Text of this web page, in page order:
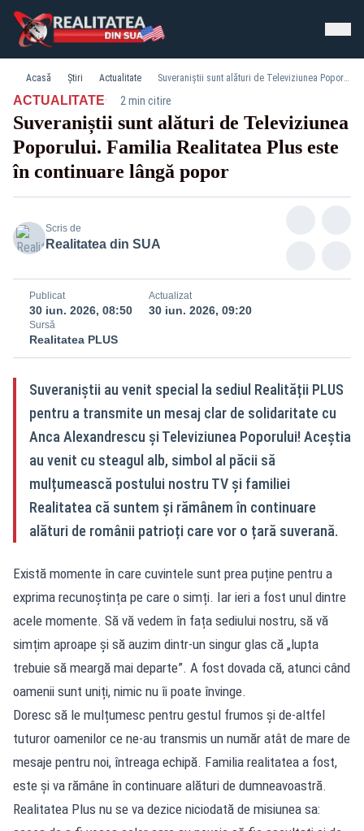
Acasă Știri Actualitate Suveraniștii sunt alături de Televiziunea Poporului. Familia Realitatea Plus este în continuare lângă popor
ACTUALITATE· 2 min citire
Suveraniștii sunt alături de Televiziunea
Poporului. Familia Realitatea Plus este
în continuare lângă popor
Scris de
Realitatea din SUA
Publicat
30 iun. 2026, 08:50
Actualizat
30 iun. 2026, 09:20
Sursă
Realitatea PLUS
Suveraniștii au venit special la sediul Realității PLUS
pentru a transmite un mesaj clar de solidaritate cu
Anca Alexandrescu și Televiziunea Poporului! Aceștia
au venit cu steagul alb, simbol al păcii să
mulțumească postului nostru TV și familiei
Realitatea că suntem și rămânem în continuare
alături de românii patrioți care vor o țară suverană.
Există momente în care cuvintele sunt prea puține pentru a
exprima recunoștința pe care o simți. Iar ieri a fost unul dintre
acele momente. Să vă vedem în fața sediului nostru, să vă
simțim aproape și să auzim dintr-un singur glas că „lupta
trebuie să meargă mai departe”. A fost dovada că, atunci când
oamenii sunt uniți, nimic nu îi poate învinge.
Doresc să le mulțumesc pentru gestul frumos și de-altfel
tuturor oamenilor ce ne-au transmis un număr atât de mare de
mesaje pentru noi, întreaga echipă. Familia realitatea a fost,
este și va rămâne în continuare alături de dumneavoastră.
Realitatea Plus nu se va dezice niciodată de misiunea sa: